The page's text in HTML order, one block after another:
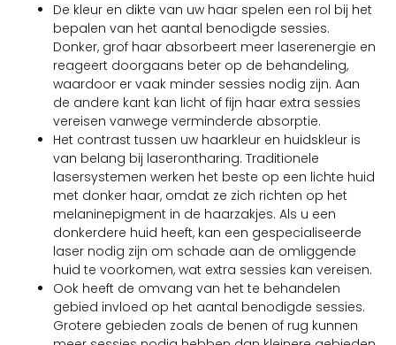
De kleur en dikte van uw haar spelen een rol bij het
bepalen van het aantal benodigde sessies.
Donker, grof haar absorbeert meer laserenergie en
reageert doorgaans beter op de behandeling,
waardoor er vaak minder sessies nodig zijn. Aan
de andere kant kan licht of fijn haar extra sessies
vereisen vanwege verminderde absorptie.
Het contrast tussen uw haarkleur en huidskleur is
van belang bij laserontharing. Traditionele
lasersystemen werken het beste op een lichte huid
met donker haar, omdat ze zich richten op het
melaninepigment in de haarzakjes. Als u een
donkerdere huid heeft, kan een gespecialiseerde
laser nodig zijn om schade aan de omliggende
huid te voorkomen, wat extra sessies kan vereisen.
Ook heeft de omvang van het te behandelen
gebied invloed op het aantal benodigde sessies.
Grotere gebieden zoals de benen of rug kunnen